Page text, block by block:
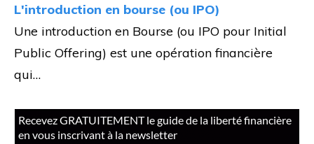
L'introduction en bourse (ou IPO)
Une introduction en Bourse (ou IPO pour Initial
Public Offering) est une opération financière
qui…